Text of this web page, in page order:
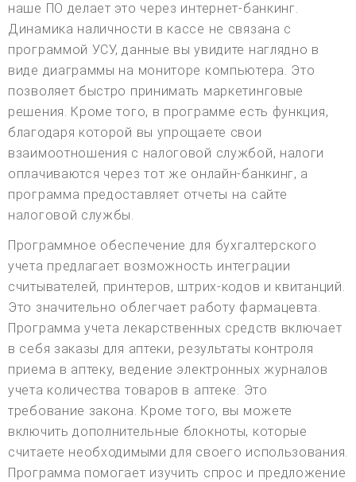
наше ПО делает это через интернет-банкинг.
Динамика наличности в кассе не связана с
программой УСУ, данные вы увидите наглядно в
виде диаграммы на мониторе компьютера. Это
позволяет быстро принимать маркетинговые
решения. Кроме того, в программе есть функция,
благодаря которой вы упрощаете свои
взаимоотношения с налоговой службой, налоги
оплачиваются через тот же онлайн-банкинг, а
программа предоставляет отчеты на сайте
налоговой службы.
Программное обеспечение для бухгалтерского
учета предлагает возможность интеграции
считывателей, принтеров, штрих-кодов и квитанций.
Это значительно облегчает работу фармацевта.
Программа учета лекарственных средств включает
в себя заказы для аптеки, результаты контроля
приема в аптеку, ведение электронных журналов
учета количества товаров в аптеке. Это
требование закона. Кроме того, вы можете
включить дополнительные блокноты, которые
считаете необходимыми для своего использования.
Программа помогает изучить спрос и предложение